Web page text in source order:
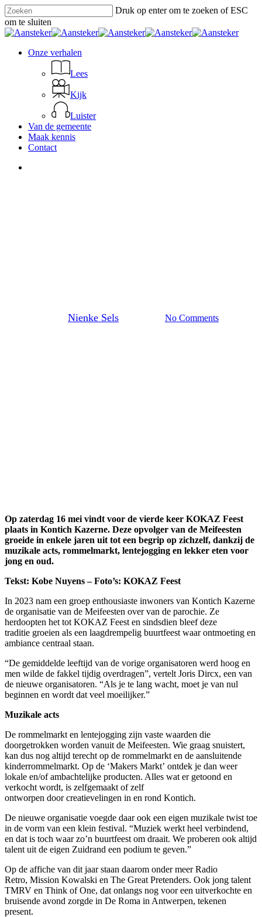
Skip
to
main
Druk op enter om te zoeken of ESC
om te sluiten
Close
search
Menu Onze verhalen
Lees
Kijk
Luister
Van de gemeente
Maak kennis
Contact
Nienke Sels No Comments
Op zaterdag 16 mei vindt voor de vierde keer KOKAZ Feest
plaats in Kontich Kazerne. Deze opvolger van de Meifeesten
groeide in enkele jaren uit tot een begrip op zichzelf, dankzij de
muzikale acts, rommelmarkt, lentejogging en lekker eten voor
jong en oud.
Tekst: Kobe Nuyens – Foto’s: KOKAZ Feest
In 2023 nam een groep enthousiaste inwoners van Kontich Kazerne
de organisatie van de Meifeesten over van de parochie. Ze
herdoopten het tot KOKAZ Feest en sindsdien bleef deze
traditie groeien als een laagdrempelig buurtfeest waar ontmoeting en
ambiance centraal staan.
“De gemiddelde leeftijd van de vorige organisatoren werd hoog en
men wilde de fakkel tijdig overdragen”, vertelt Joris Dircx, een van
de nieuwe organisatoren. “Als je te lang wacht, moet je van nul
beginnen en wordt dat veel moeilijker.”
Muzikale acts
De rommelmarkt en lentejogging zijn vaste waarden die
doorgetrokken worden vanuit de Meifeesten. Wie graag snuistert,
kan dus nog altijd terecht op de rommelmarkt en de aansluitende
kinderrommelmarkt. Op de ‘Makers Markt’ ontdek je dan weer
lokale en/of ambachtelijke producten. Alles wat er getoond en
verkocht wordt, is zelfgemaakt of zelf
ontworpen door creatievelingen in en rond Kontich.
De nieuwe organisatie voegde daar ook een eigen muzikale twist toe
in de vorm van een klein festival. “Muziek werkt heel verbindend,
en dat is toch waar zo’n buurtfeest om draait. We proberen ook altijd
talent uit de eigen Zuidrand een podium te geven.”
Op de affiche van dit jaar staan daarom onder meer Radio
Retro, Mission Kowalski en The Great Pretenders. Ook jong talent
TMRV en Think of One, dat onlangs nog voor een uitverkochte en
bruisende avond zorgde in De Roma in Antwerpen, tekenen
present.